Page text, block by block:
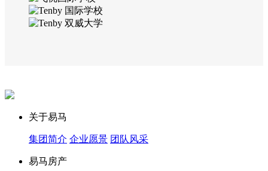
关于易马
集团简介 企业愿景 团队风采
易马房产